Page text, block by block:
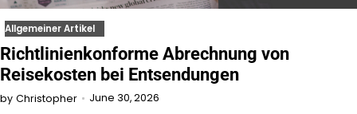
Allgemeiner Artikel
Richtlinienkonforme Abrechnung von
Reisekosten bei Entsendungen
by Christopher June 30, 2026